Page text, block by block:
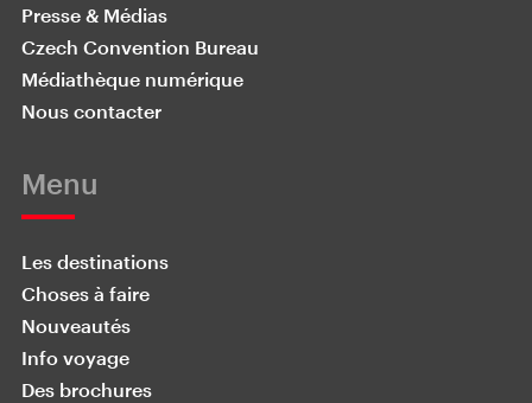
Presse & Médias
Czech Convention Bureau
Médiathèque numérique
Nous contacter
Menu
Les destinations
Choses à faire
Nouveautés
Info voyage
Des brochures